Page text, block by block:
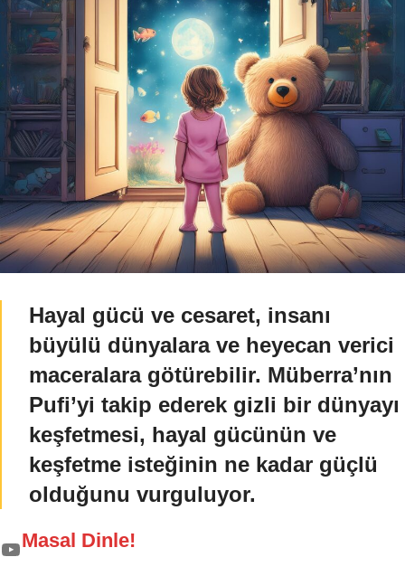
Hayal gücü ve cesaret, insanı
büyülü dünyalara ve heyecan verici
maceralara götürebilir. Müberra’nın
Pufi’yi takip ederek gizli bir dünyayı
keşfetmesi, hayal gücünün ve
keşfetme isteğinin ne kadar güçlü
olduğunu vurguluyor.
Masal Dinle!